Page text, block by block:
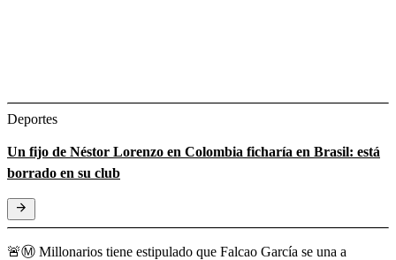
Deportes
Un fijo de Néstor Lorenzo en Colombia ficharía en Brasil: está
borrado en su club
🚨Ⓜ️ Millonarios tiene estipulado que Falcao García se una a